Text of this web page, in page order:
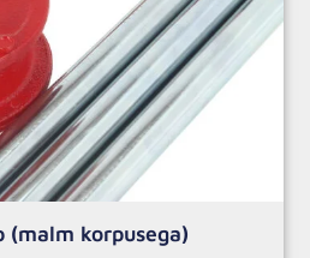
(malm korpusega)